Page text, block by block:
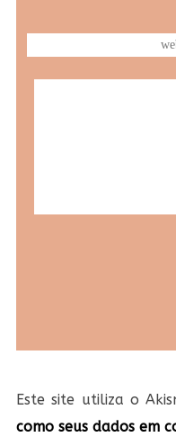
Este site utiliza o
como seus dados em